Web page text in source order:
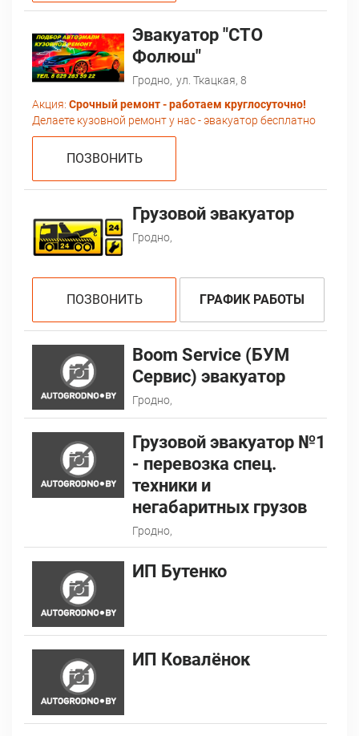
Эвакуатор "СТО
Фолюш"
Гродно, ул. Ткацкая, 8
Акция: Срочный ремонт - работаем круглосуточно!
Делаете кузовной ремонт у нас - эвакуатор бесплатно
ПОЗВОНИТЬ
Грузовой эвакуатор
Гродно,
ПОЗВОНИТЬ ГРАФИК РАБОТЫ
Boom Service (БУМ
Сервис) эвакуатор
Гродно,
Грузовой эвакуатор №1
- перевозка спец.
техники и
негабаритных грузов
Гродно,
ИП Бутенко
ИП Ковалёнок